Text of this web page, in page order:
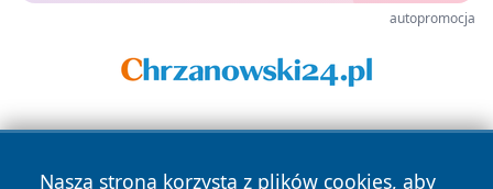
autopromocja
Nasza strona korzysta z plików cookies, aby